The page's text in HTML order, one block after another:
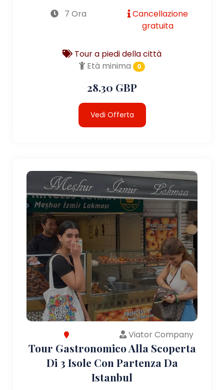
7 Ora
Cancellazione
gratuita
Tour a piedi della città
Età minima
0
28.30 GBP
Vedi Offerta
Viator Company
Tour Gastronomico Alla Scoperta
Di 3 Isole Con Partenza Da
Istanbul